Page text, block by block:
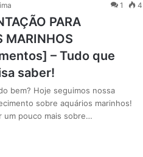
1 4
PARA
MARINHOS
– Tudo que
saber!
bem? Hoje seguimos nossa
sobre aquários marinhos!
um pouco mais sobre…